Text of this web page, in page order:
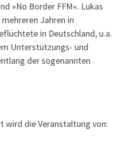
»No Border FFM«. Lukas
Jahren in
in Deutschland, u.a.
Unterstützungs- und
der sogenannten
die Veranstaltung von: